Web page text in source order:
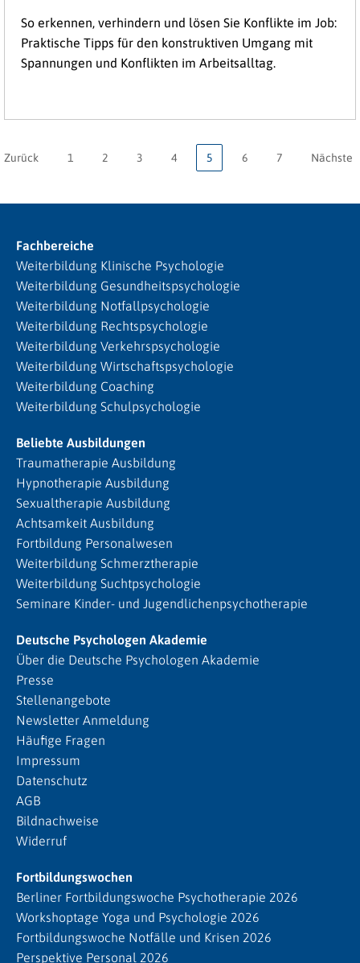
So erkennen, verhindern und lösen Sie Konflikte im Job:
Praktische Tipps für den konstruktiven Umgang mit
Spannungen und Konflikten im Arbeitsalltag.
Zurück 1 2 3 4 5 6 7 Nächste
Fachbereiche
Weiterbildung Klinische Psychologie
Weiterbildung Gesundheitspsychologie
Weiterbildung Notfallpsychologie
Weiterbildung Rechtspsychologie
Weiterbildung Verkehrspsychologie
Weiterbildung Wirtschaftspsychologie
Weiterbildung Coaching
Weiterbildung Schulpsychologie
Beliebte Ausbildungen
Traumatherapie Ausbildung
Hypnotherapie Ausbildung
Sexualtherapie Ausbildung
Achtsamkeit Ausbildung
Fortbildung Personalwesen
Weiterbildung Schmerztherapie
Weiterbildung Suchtpsychologie
Seminare Kinder- und Jugendlichenpsychotherapie
Deutsche Psychologen Akademie
Über die Deutsche Psychologen Akademie
Presse
Stellenangebote
Newsletter Anmeldung
Häufige Fragen
Impressum
Datenschutz
AGB
Bildnachweise
Widerruf
Fortbildungswochen
Berliner Fortbildungswoche Psychotherapie 2026
Workshoptage Yoga und Psychologie 2026
Fortbildungswoche Notfälle und Krisen 2026
Perspektive Personal 2026